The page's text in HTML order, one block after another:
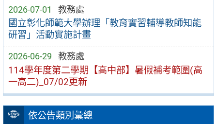
2026-07-01 教務處
國立彰化師範大學辦理「教育實習輔導教師知能
研習」活動實施計畫
2026-06-29 教務處
114學年度第二學期【高中部】暑假補考範圍(高
一高二)_07/02更新
依公告類別彙總